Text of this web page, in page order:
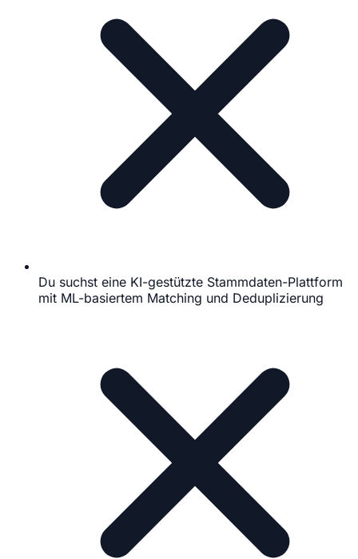
Du suchst eine KI-gestützte Stammdaten-Plattform
mit ML-basiertem Matching und Deduplizierung